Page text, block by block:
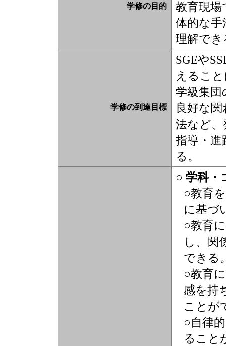
学修の目的
教育現
体的な手
理解でき
学修の到達目標
SGEや
えるこ
学級集団
良好な
法など
指導・
る。
○ 学科・
○教育
に基づ
○教育
し、関
できる
○教育
感を持
ことが
○自律
ること